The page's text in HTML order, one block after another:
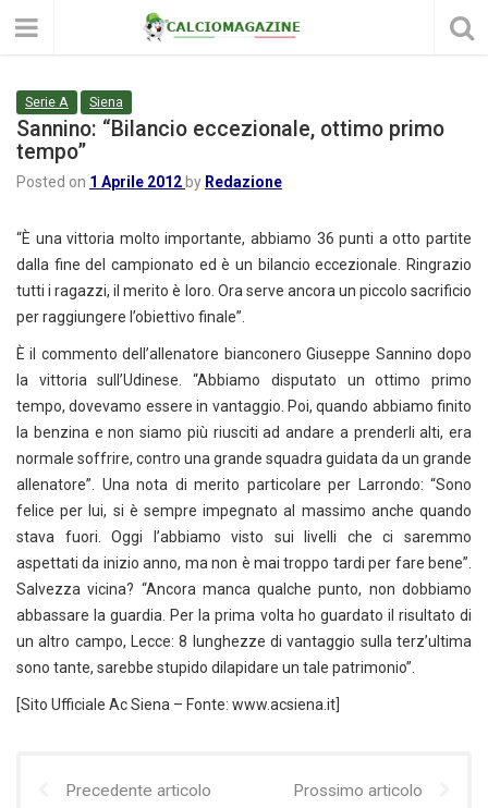
Serie A Siena
Sannino: “Bilancio eccezionale, ottimo primo
tempo”
Posted on 1 Aprile 2012 by Redazione
“È una vittoria molto importante, abbiamo 36 punti a otto partite
dalla fine del campionato ed è un bilancio eccezionale. Ringrazio
tutti i ragazzi, il merito è loro. Ora serve ancora un piccolo sacrificio
per raggiungere l’obiettivo finale”.
È il commento dell’allenatore bianconero Giuseppe Sannino dopo
la vittoria sull’Udinese. “Abbiamo disputato un ottimo primo
tempo, dovevamo essere in vantaggio. Poi, quando abbiamo finito
la benzina e non siamo più riusciti ad andare a prenderli alti, era
normale soffrire, contro una grande squadra guidata da un grande
allenatore”. Una nota di merito particolare per Larrondo: “Sono
felice per lui, si è sempre impegnato al massimo anche quando
stava fuori. Oggi l’abbiamo visto sui livelli che ci saremmo
aspettati da inizio anno, ma non è mai troppo tardi per fare bene”.
Salvezza vicina? “Ancora manca qualche punto, non dobbiamo
abbassare la guardia. Per la prima volta ho guardato il risultato di
un altro campo, Lecce: 8 lunghezze di vantaggio sulla terz’ultima
sono tante, sarebbe stupido dilapidare un tale patrimonio”.
[Sito Ufficiale Ac Siena – Fonte: www.acsiena.it]
Precedente articolo Prossimo articolo